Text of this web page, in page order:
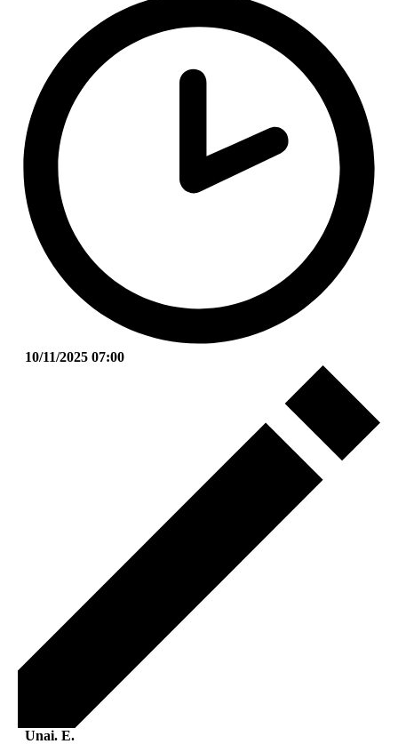
10/11/2025 07:00
Unai. E.